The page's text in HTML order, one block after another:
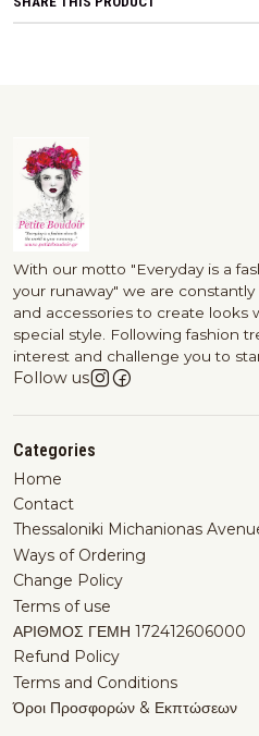
With our motto "Everyday is a
your runaway" we are
and accessories to create looks
special style. Following fashion
interest and challenge you to
Follow us
Categories
Home
Contact
Thessaloniki Michanionas
Ways of Ordering
Change Policy
Terms of use
ΑΡΙΘΜΟΣ ΓΕΜΗ 172412606000
Refund Policy
Terms and Conditions
Όροι Προσφορών & Εκπτώσεων